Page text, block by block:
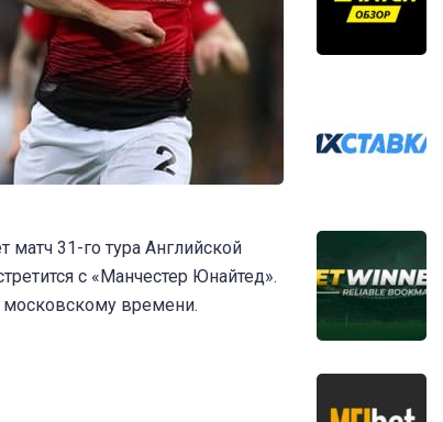
матч 31-го тура Английской
с «Манчестер Юнайтед».
московскому времени.